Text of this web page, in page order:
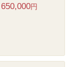
650,000円